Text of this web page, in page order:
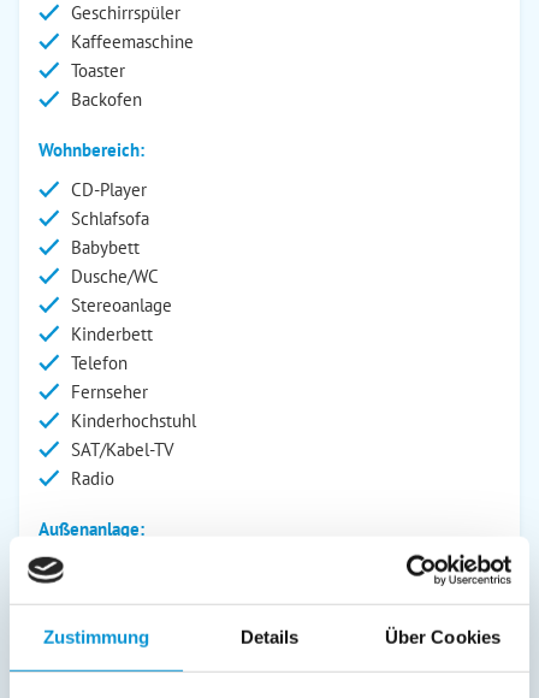
Zustimmung Details Über Cookies
Geschirrspüler
Kaffeemaschine
Toaster
Backofen
Wohnbereich:
CD-Player
Schlafsofa
Babybett
Dusche/WC
Stereoanlage
Kinderbett
Telefon
Fernseher
Kinderhochstuhl
SAT/Kabel-TV
Radio
Außenanlage:
Parkplatz